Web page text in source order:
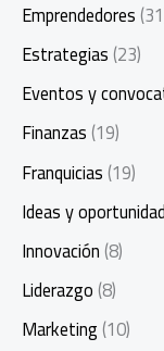
Emprendedores
Estrategias(23)
Eventos y
Finanzas(19)
Franquicias(19)
Ideas y
Innovación(8)
Liderazgo(8)
Marketing(10)